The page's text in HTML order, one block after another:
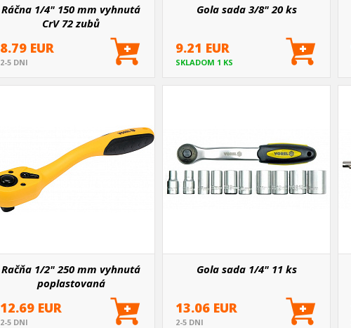
Ráčna 1/4" 150 mm vyhnutá
CrV 72 zubů
8.79 EUR
2-5 DNI
Gola sada 3/8" 20 ks
9.21 EUR
SKLADOM 1 KS
Račňa 1/2" 250 mm vyhnutá
poplastovaná
12.69 EUR
2-5 DNI
Gola sada 1/4" 11 ks
13.06 EUR
2-5 DNI